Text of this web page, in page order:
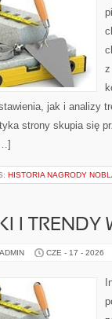
z
jak i analizy
strony skupia się
HISTORIA NAGRODY
I TRENDY
CZE - 17 - 2026